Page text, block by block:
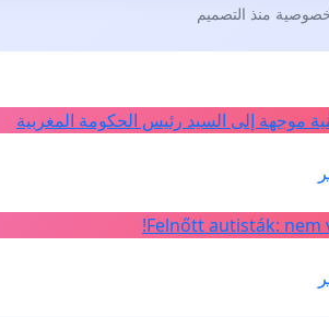
منذ التصميم
موجهة إلى السيد رئيس الحكومة المغربية
Felnőtt autisták: nem